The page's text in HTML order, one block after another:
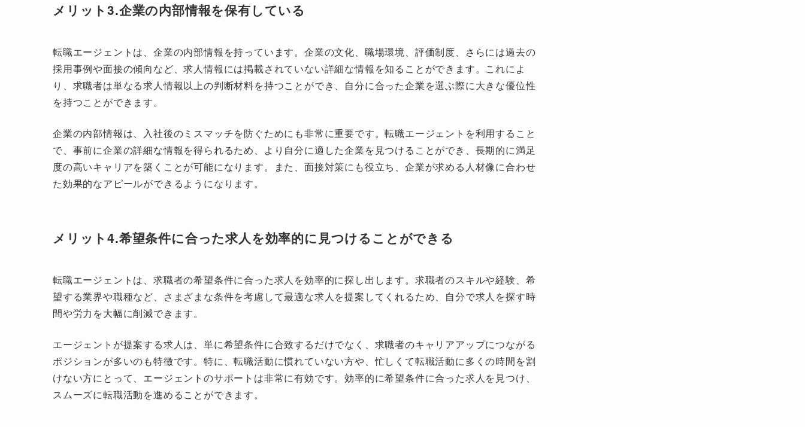
メリット3.企業の内部情報を保有している
転職エージェントは、企業の内部情報を持っています。企業の文化、職場環境、評価制度、さらには過去の
採用事例や面接の傾向など、求人情報には掲載されていない詳細な情報を知ることができます。これによ
り、求職者は単なる求人情報以上の判断材料を持つことができ、自分に合った企業を選ぶ際に大きな優位性
を持つことができます。
企業の内部情報は、入社後のミスマッチを防ぐためにも非常に重要です。転職エージェントを利用すること
で、事前に企業の詳細な情報を得られるため、より自分に適した企業を見つけることができ、長期的に満足
度の高いキャリアを築くことが可能になります。また、面接対策にも役立ち、企業が求める人材像に合わせ
た効果的なアピールができるようになります。
メリット4.希望条件に合った求人を効率的に見つけることができる
転職エージェントは、求職者の希望条件に合った求人を効率的に探し出します。求職者のスキルや経験、希
望する業界や職種など、さまざまな条件を考慮して最適な求人を提案してくれるため、自分で求人を探す時
間や労力を大幅に削減できます。
エージェントが提案する求人は、単に希望条件に合致するだけでなく、求職者のキャリアアップにつながる
ポジションが多いのも特徴です。特に、転職活動に慣れていない方や、忙しくて転職活動に多くの時間を割
けない方にとって、エージェントのサポートは非常に有効です。効率的に希望条件に合った求人を見つけ、
スムーズに転職活動を進めることができます。